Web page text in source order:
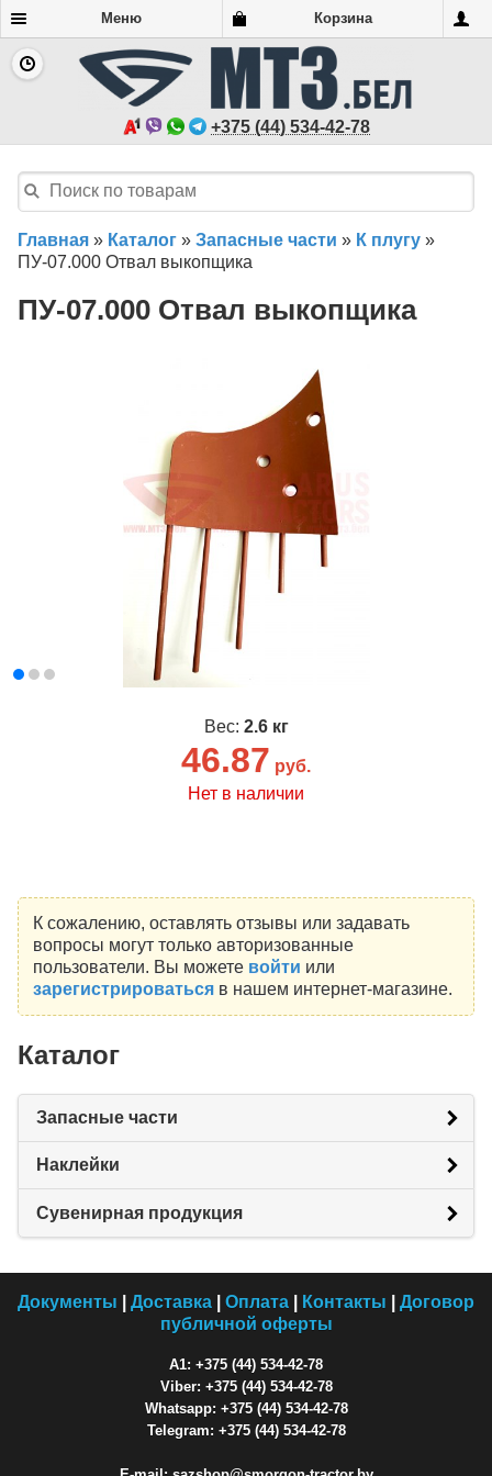
Меню Корзина
+375 (44) 534-42-78
Главная » Каталог » Запасные части » К плугу »
ПУ-07.000 Отвал выкопщика
ПУ-07.000 Отвал выкопщика
Вес: 2.6 кг
46.87 руб.
Нет в наличии
К сожалению, оставлять отзывы или задавать
вопросы могут только авторизованные
пользователи. Вы можете войти или
зарегистрироватьсяв нашем интернет-магазине.
Каталог
Запасные части
Наклейки
Сувенирная продукция
Документы Доставка Оплата Контакты
Договор
публичной оферты
A1: +375 (44) 534-42-78
Viber: +375 (44) 534-42-78
Whatsapp: +375 (44) 534-42-78
Telegram: +375 (44) 534-42-78